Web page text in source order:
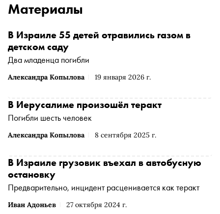
Материалы
Александра Копылова 19 января 2026 г.
В Израиле 55 детей отравились газом в
детском саду
Два младенца погибли
Александра Копылова 8 сентября 2025 г.
В Иерусалиме произошёл теракт
Погибли шесть человек
Иван Адоньев 27 октября 2024 г.
В Израиле грузовик въехал в автобусную
остановку
Предварительно, инцидент расценивается как теракт